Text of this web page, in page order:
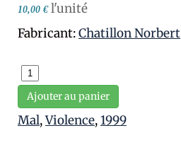
10,00 € l'unité
Fabricant:Chatillon Norbert
Ajouter au panier
Mal,Violence,1999